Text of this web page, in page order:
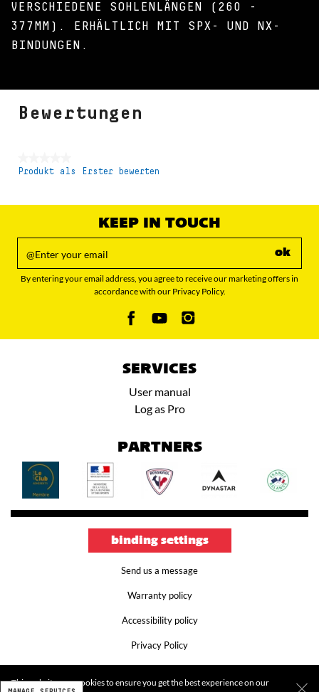
VERSCHIEDENE SOHLENLÄNGEN (260 -
377MM). ERHÄLTLICH MIT SPX- UND NX-
BINDUNGEN.
Bewertungen
Kein
Produkt als Erster bewerten
KEEP IN TOUCH
ok
By entering your email address, you agree to receive our marketing offers in
accordance with our Privacy Policy.
SERVICES
User manual
Log as Pro
PARTNERS
binding settings
Send us a message
Warranty policy
Accessibility policy
Privacy Policy
This website uses cookies to ensure you get the best experience on our